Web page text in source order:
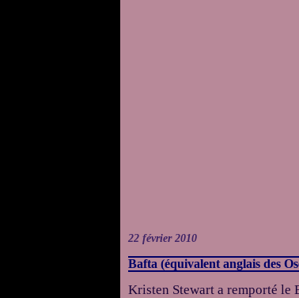
22 février 2010
Bafta (équivalent anglais des
Kristen Stewart a remporté